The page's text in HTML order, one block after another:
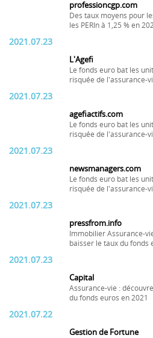
professioncgp.com
Des taux moyens pour
les PERIn à 1,25 % en
2021.07.23
L'Agefi
Le fonds euro bat les
risquée de l'assurance-
2021.07.23
agefiactifs.com
Le fonds euro bat les
risquée de l'assurance-
2021.07.23
newsmanagers.com
Le fonds euro bat les
risquée de l'assurance-
2021.07.23
pressfrom.info
Immobilier Assurance-
baisser le taux du fonds
2021.07.23
Capital
Assurance-vie :
du fonds euros en 2021
2021.07.22
Gestion de Fortune